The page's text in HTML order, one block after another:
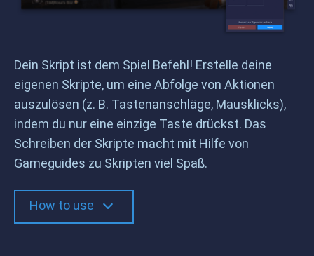
Dein Skript ist dem Spiel Befehl! Erstelle deine
eigenen Skripte, um eine Abfolge von Aktionen
auszulösen (z. B. Tastenanschläge, Mausklicks),
indem du nur eine einzige Taste drückst. Das
Schreiben der Skripte macht mit Hilfe von
Gameguides zu Skripten viel Spaß.
How to use